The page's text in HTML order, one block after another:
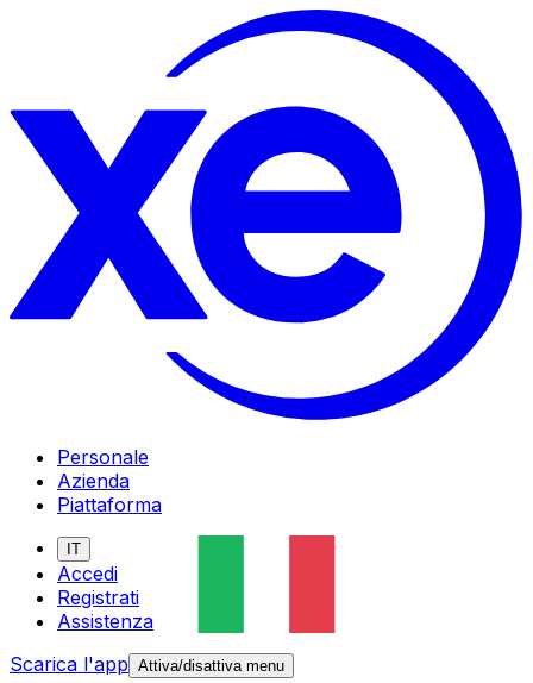
Personale
Azienda
Piattaforma
IT
Accedi
Registrati
Assistenza
Scarica l'app Attiva/disattiva menu